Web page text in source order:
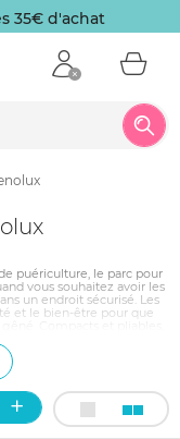
35€ d'achat
puériculture, le parc pour
vous souhaitez avoir les
un endroit sécurisé. Les
et le bien-être pour que
Découvrez vite tous nos
!